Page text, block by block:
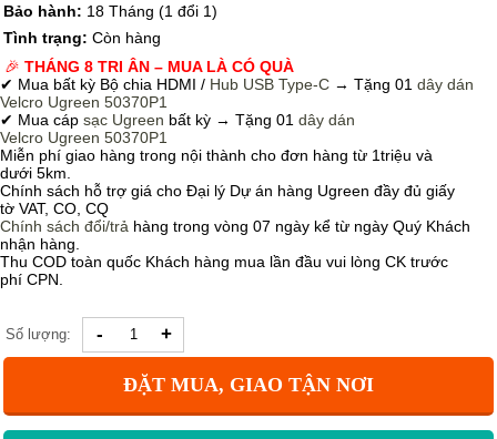
Bảo hành: 18 Tháng (1 đổi 1)
Tình trạng: Còn hàng
🎉 THÁNG 8 TRI ÂN – MUA LÀ CÓ QUÀ
✔ Mua bất kỳ Bộ chia HDMI / Hub USB Type-C → Tặng 01 dây dán
Velcro Ugreen 50370P1
✔ Mua cáp sạc Ugreen bất kỳ → Tặng 01 dây dán
Velcro Ugreen 50370P1
Miễn phí giao hàng trong nội thành cho đơn hàng từ 1triệu và
dưới 5km.
Chính sách hỗ trợ giá cho Đại lý Dự án hàng Ugreen đầy đủ giấy
tờ VAT, CO, CQ
Chính sách đổi/trả hàng trong vòng 07 ngày kể từ ngày Quý Khách
nhận hàng.
Thu COD toàn quốc Khách hàng mua lần đầu vui lòng CK trước
phí CPN.
Số lượng: - +
ĐẶT MUA, GIAO TẬN NƠI